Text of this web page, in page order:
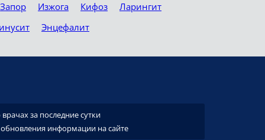
Запор Изжога Кифоз
Ларингит
Энцефалит
за последние сутки
обновления информации на сайте